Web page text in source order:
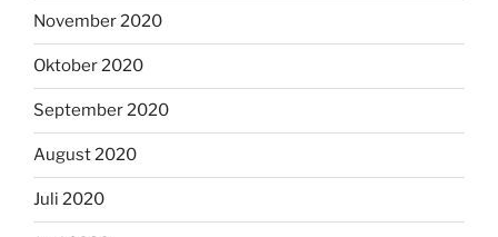
November 2020
Oktober 2020
September 2020
August 2020
Juli 2020